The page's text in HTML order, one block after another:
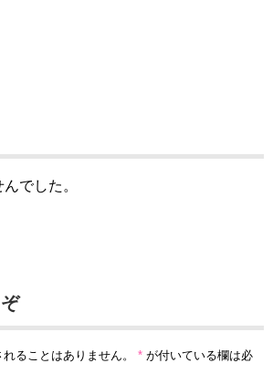
でした。
ることはありません。 * が付いている欄は必